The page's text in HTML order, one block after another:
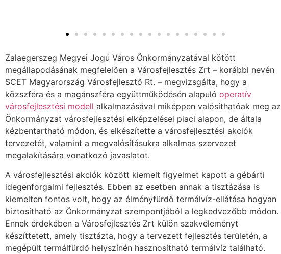
Zalaegerszeg Megyei Jogú Város Önkormányzatával kötött
megállapodásának megfelelően a Városfejlesztés Zrt – korábbi nevén
SCET Magyarország Városfejlesztő Rt. – megvizsgálta, hogy a
közszféra és a magánszféra együttműködésén alapuló operatív
városfejlesztési modell alkalmazásával miképpen valósíthatóak meg az
Önkormányzat városfejlesztési elképzelései piaci alapon, de általa
kézbentartható módon, és elkészítette a városfejlesztési akciók
tervezetét, valamint a megvalósításukra alkalmas szervezet
megalakítására vonatkozó javaslatot.
A városfejlesztési akciók között kiemelt figyelmet kapott a gébárti
idegenforgalmi fejlesztés. Ebben az esetben annak a tisztázása is
kiemelten fontos volt, hogy az élményfürdő termálvíz-ellátása hogyan
biztosítható az Önkormányzat szempontjából a legkedvezőbb módon.
Ennek érdekében a Városfejlesztés Zrt külön szakvéleményt
készíttetett, amely tisztázta, hogy a tervezett fejlesztés területén, a
megépült termálfürdő helyszínén hasznosítható termálvíz található.